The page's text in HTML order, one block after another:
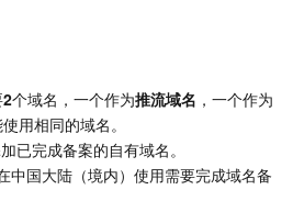
（兼容 Redis）
说明
2个域名，一个作为推流域名 ，一个作为
用相同的域名。
已完成备案的自有域名。
中国大陆（境内）使用需要完成域名备